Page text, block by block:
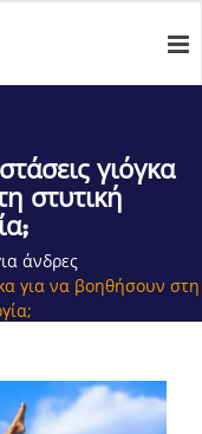
γιόγκα
στυτική
άνδρες
για να βοηθήσουν στη